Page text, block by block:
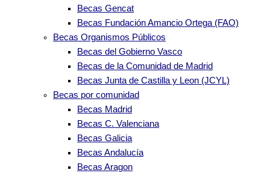
Becas Gencat
Becas Fundación Amancio Ortega (FAO)
Becas Organismos Públicos
Becas del Gobierno Vasco
Becas de la Comunidad de Madrid
Becas Junta de Castilla y Leon (JCYL)
Becas por comunidad
Becas Madrid
Becas C. Valenciana
Becas Galicia
Becas Andalucía
Becas Aragon